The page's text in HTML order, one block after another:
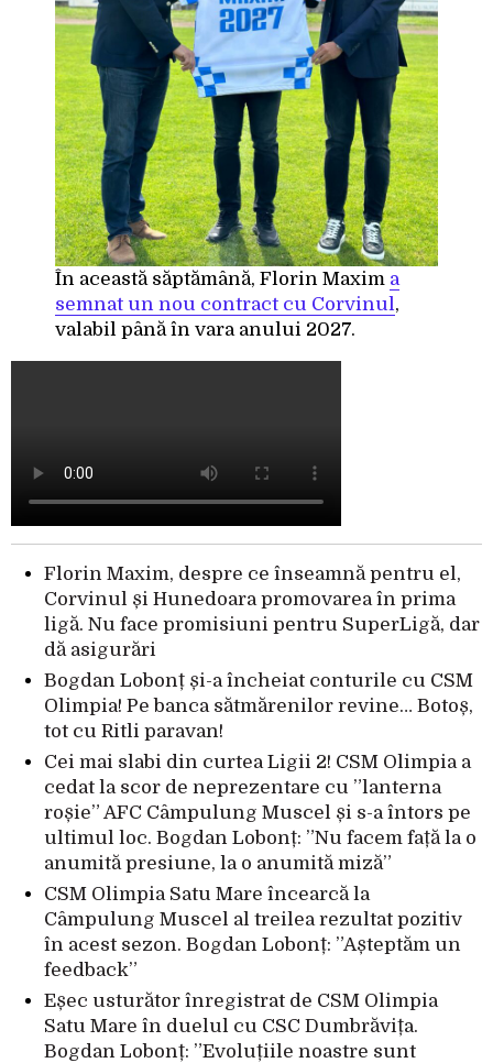
În această săptămână, Florin Maxim a
semnat un nou contract cu Corvinul ,
valabil până în vara anului 2027.
Florin Maxim, despre ce înseamnă pentru el,
Corvinul și Hunedoara promovarea în prima
ligă. Nu face promisiuni pentru SuperLigă, dar
dă asigurări
Bogdan Lobonț și-a încheiat conturile cu CSM
Olimpia! Pe banca sătmărenilor revine… Botoș,
tot cu Ritli paravan!
Cei mai slabi din curtea Ligii 2! CSM Olimpia a
cedat la scor de neprezentare cu ”lanterna
roșie” AFC Câmpulung Muscel și s-a întors pe
ultimul loc. Bogdan Lobonț: ”Nu facem față la o
anumită presiune, la o anumită miză”
CSM Olimpia Satu Mare încearcă la
Câmpulung Muscel al treilea rezultat pozitiv
în acest sezon. Bogdan Lobonț: ”Așteptăm un
feedback”
Eșec usturător înregistrat de CSM Olimpia
Satu Mare în duelul cu CSC Dumbrăvița.
Bogdan Lobonț: ”Evoluțiile noastre sunt